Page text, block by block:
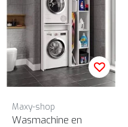
Maxy-shop
Wasmachine en